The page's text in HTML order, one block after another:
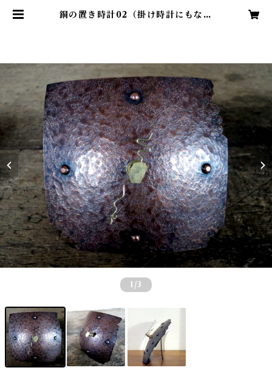
銅の置き時計02（掛け時計にもなり
1 /3